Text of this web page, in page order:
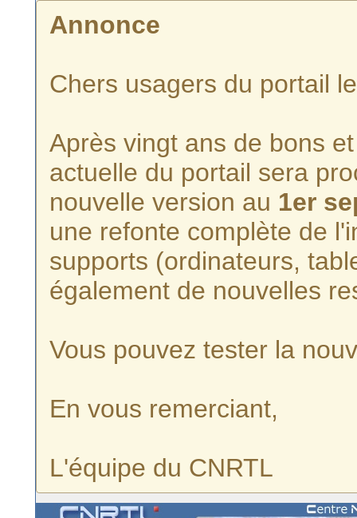
Annonce
Chers usagers du portail
Après vingt ans de bons
actuelle du portail sera
nouvelle version au 1er
une refonte complète de
supports (ordinateurs,
également de nouvelles
Vous pouvez tester la
En vous remerciant,
L'équipe du CNRTL